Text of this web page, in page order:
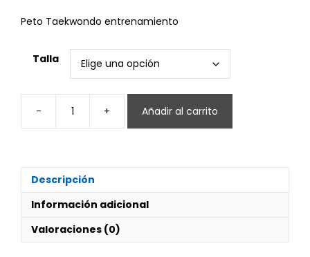
Peto Taekwondo entrenamiento
Talla
-
Peto
Taekwondo
+ Añadir al carrito
Descripción
Información adicional
Valoraciones (0)